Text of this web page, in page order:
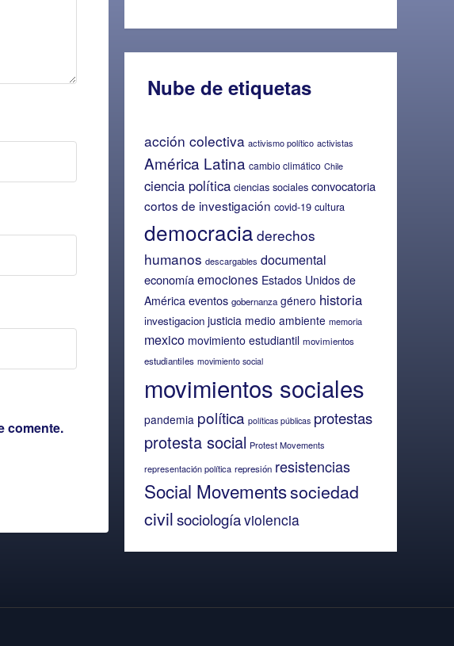
comente.
Nube de etiquetas
acción colectiva activismo político activistas
América Latina cambio climático Chile
ciencia política ciencias sociales convocatoria
cortos de investigación covid-19 cultura
democracia derechos
humanos descargables documental
economía emociones Estados Unidos de
América eventos gobernanza género historia
investigacion justicia medio ambiente memoria
mexico movimiento estudiantil movimientos
estudiantiles movimiento social
movimientos sociales
pandemia política políticas públicas protestas
protesta social Protest Movements
representación política represión resistencias
Social Movementssociedad
civilsociologíaviolencia